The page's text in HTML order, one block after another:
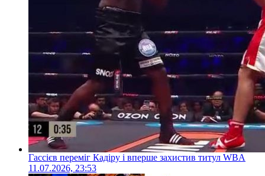
Гассієв переміг Кадіру і вперше захистив титул WBA
11.07.2026, 23:53